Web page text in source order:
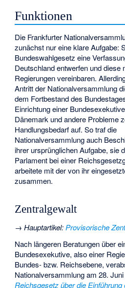
Funktionen
Die Frankfurter
zunächst nur eine klare Aufgabe:
Bundeswahlgesetz eine
Deutschland entwerfen und diese
Regierungen vereinbaren.
Antritt der Nationalversammlung
dem Fortbestand des
Einrichtung einer
Dänemark und andere Probleme
Handlungsbedarf auf. So traf die
Nationalversammlung auch
ihrer ursprünglichen Aufgabe, sie
Parlament bei einer
arbeitete mit der von ihr
zusammen.
Zentralgewalt
→Hauptartikel: Provisorische
Nach längeren Beratungen über
Bundesexekutive, also einer
Bundes- bzw. Reichsebene,
Nationalversammlung am 28.
Reichsgesetz über die Einführung